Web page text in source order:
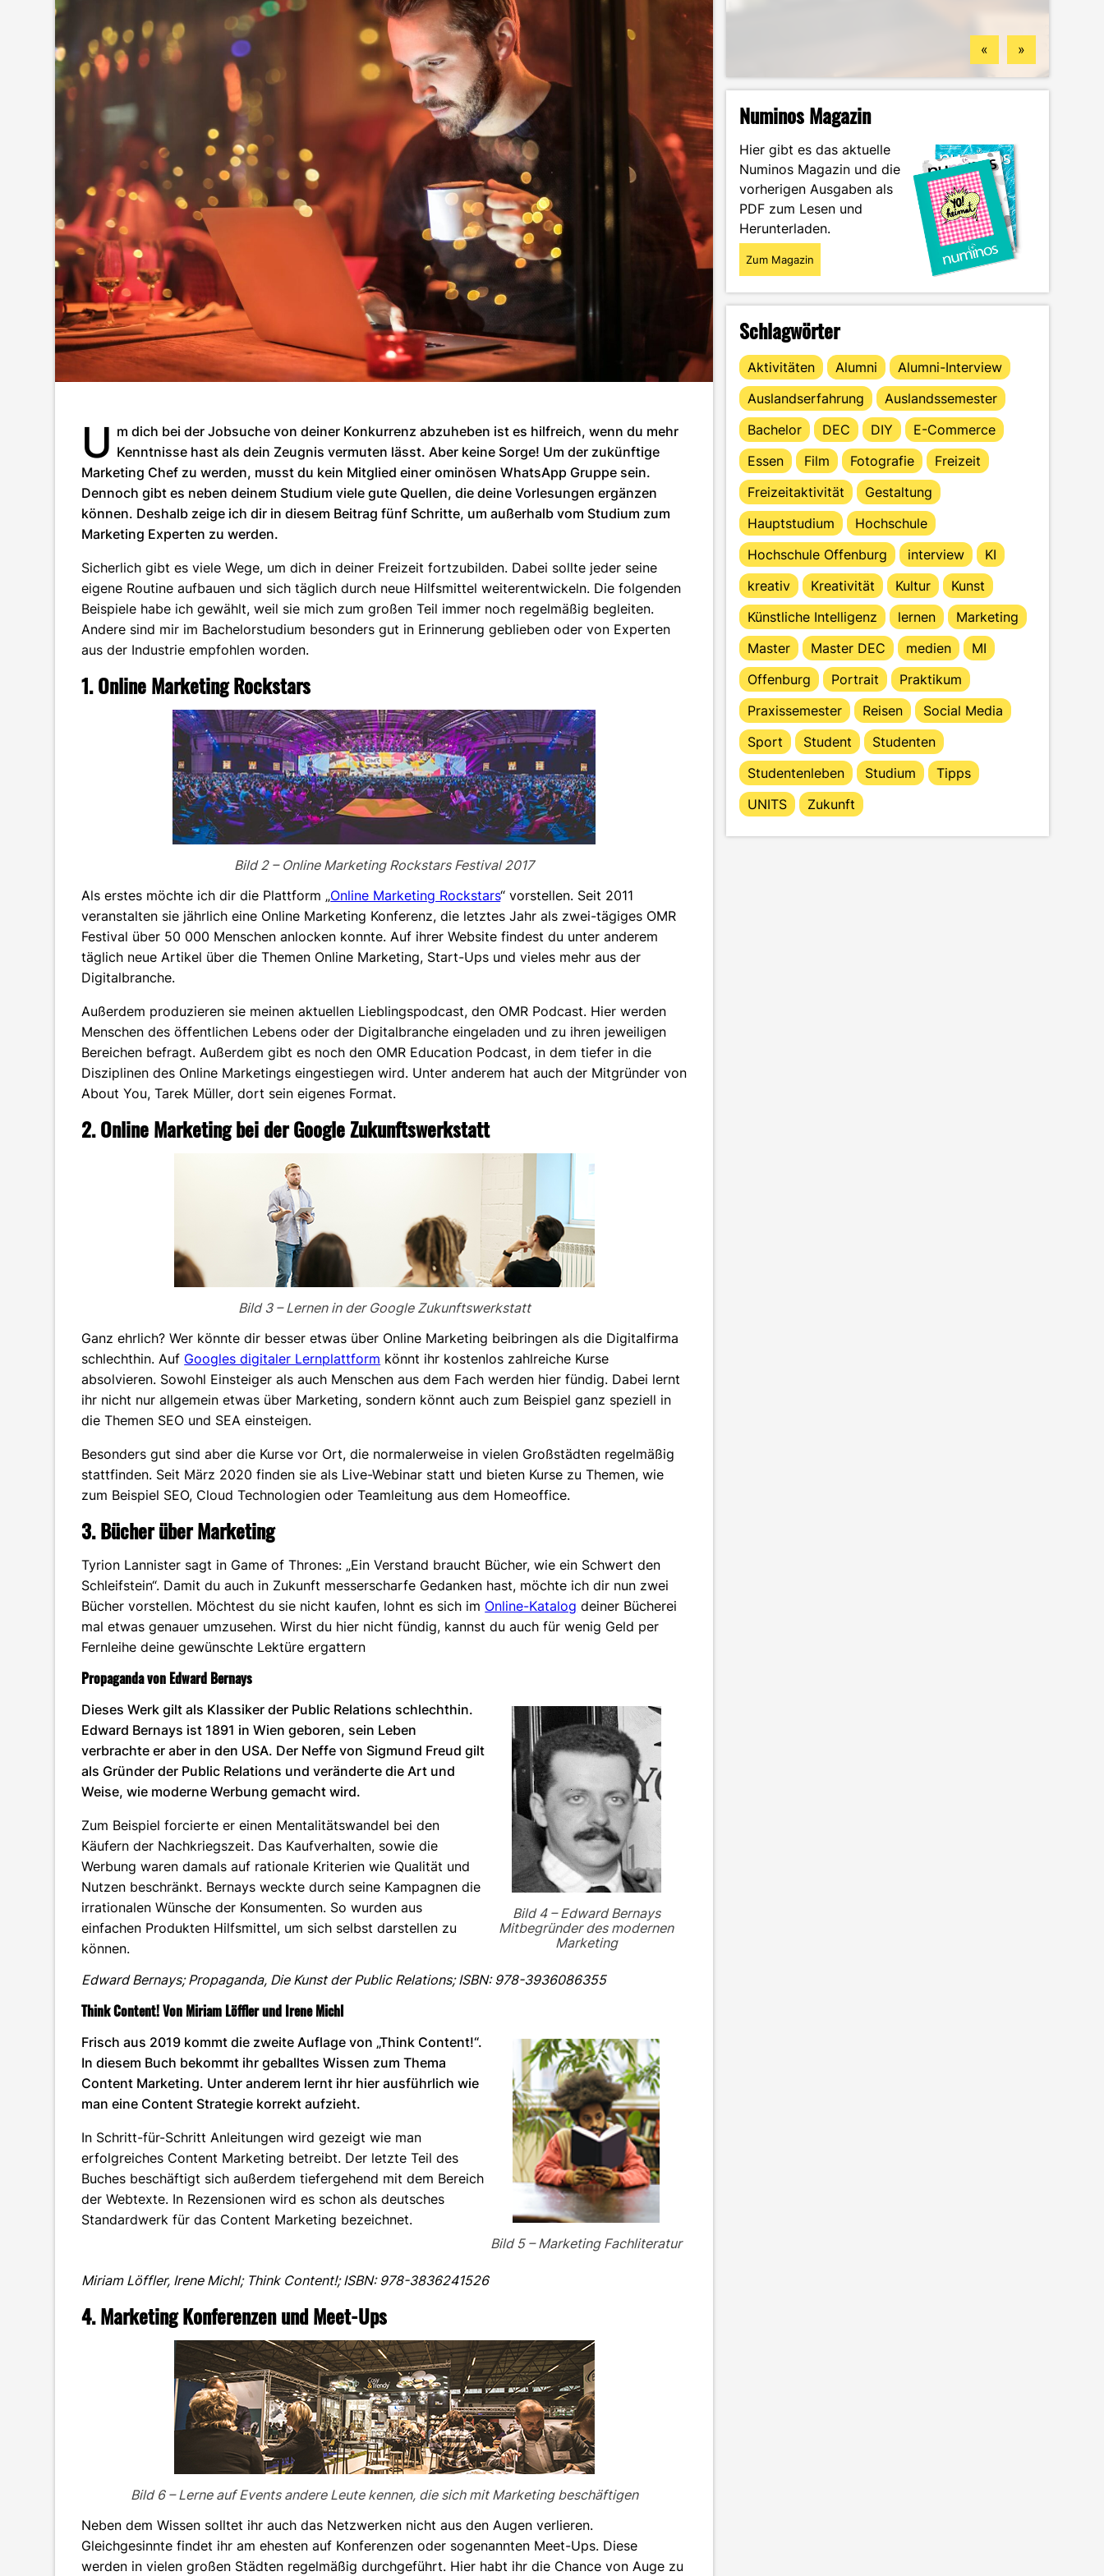
U m dich bei der Jobsuche von deiner Konkurrenz abzuheben ist es hilfreich, wenn du mehr
Kenntnisse hast als dein Zeugnis vermuten lässt. Aber keine Sorge! Um der zukünftige
Marketing Chef zu werden, musst du kein Mitglied einer ominösen WhatsApp Gruppe sein.
Dennoch gibt es neben deinem Studium viele gute Quellen, die deine Vorlesungen ergänzen
können. Deshalb zeige ich dir in diesem Beitrag fünf Schritte, um außerhalb vom Studium zum
Marketing Experten zu werden.
Sicherlich gibt es viele Wege, um dich in deiner Freizeit fortzubilden. Dabei sollte jeder seine
eigene Routine aufbauen und sich täglich durch neue Hilfsmittel weiterentwickeln. Die folgenden
Beispiele habe ich gewählt, weil sie mich zum großen Teil immer noch regelmäßig begleiten.
Andere sind mir im Bachelorstudium besonders gut in Erinnerung geblieben oder von Experten
aus der Industrie empfohlen worden.
1. Online Marketing Rockstars
Bild 2 – Online Marketing Rockstars Festival 2017
Als erstes möchte ich dir die Plattform „Online Marketing Rockstars“ vorstellen. Seit 2011
veranstalten sie jährlich eine Online Marketing Konferenz, die letztes Jahr als zwei-tägiges OMR
Festival über 50 000 Menschen anlocken konnte. Auf ihrer Website findest du unter anderem
täglich neue Artikel über die Themen Online Marketing, Start-Ups und vieles mehr aus der
Digitalbranche.
Außerdem produzieren sie meinen aktuellen Lieblingspodcast, den OMR Podcast. Hier werden
Menschen des öffentlichen Lebens oder der Digitalbranche eingeladen und zu ihren jeweiligen
Bereichen befragt. Außerdem gibt es noch den OMR Education Podcast, in dem tiefer in die
Disziplinen des Online Marketings eingestiegen wird. Unter anderem hat auch der Mitgründer von
About You, Tarek Müller, dort sein eigenes Format.
2. Online Marketing bei der Google Zukunftswerkstatt
Bild 3 – Lernen in der Google Zukunftswerkstatt
Ganz ehrlich? Wer könnte dir besser etwas über Online Marketing beibringen als die Digitalfirma
schlechthin. Auf Googles digitaler Lernplattform könnt ihr kostenlos zahlreiche Kurse
absolvieren. Sowohl Einsteiger als auch Menschen aus dem Fach werden hier fündig. Dabei lernt
ihr nicht nur allgemein etwas über Marketing, sondern könnt auch zum Beispiel ganz speziell in
die Themen SEO und SEA einsteigen.
Besonders gut sind aber die Kurse vor Ort, die normalerweise in vielen Großstädten regelmäßig
stattfinden. Seit März 2020 finden sie als Live-Webinar statt und bieten Kurse zu Themen, wie
zum Beispiel SEO, Cloud Technologien oder Teamleitung aus dem Homeoffice.
3. Bücher über Marketing
Tyrion Lannister sagt in Game of Thrones: „Ein Verstand braucht Bücher, wie ein Schwert den
Schleifstein“. Damit du auch in Zukunft messerscharfe Gedanken hast, möchte ich dir nun zwei
Bücher vorstellen. Möchtest du sie nicht kaufen, lohnt es sich im Online-Katalog deiner Bücherei
mal etwas genauer umzusehen. Wirst du hier nicht fündig, kannst du auch für wenig Geld per
Fernleihe deine gewünschte Lektüre ergattern
Propaganda von Edward Bernays
Dieses Werk gilt als Klassiker der Public Relations schlechthin.
Edward Bernays ist 1891 in Wien geboren, sein Leben
verbrachte er aber in den USA. Der Neffe von Sigmund Freud gilt
als Gründer der Public Relations und veränderte die Art und
Weise, wie moderne Werbung gemacht wird.
Zum Beispiel forcierte er einen Mentalitätswandel bei den
Käufern der Nachkriegszeit. Das Kaufverhalten, sowie die
Werbung waren damals auf rationale Kriterien wie Qualität und
Nutzen beschränkt. Bernays weckte durch seine Kampagnen die
irrationalen Wünsche der Konsumenten. So wurden aus
einfachen Produkten Hilfsmittel, um sich selbst darstellen zu
können.
Bild 4 – Edward Bernays
Mitbegründer des modernen
Marketing
Edward Bernays; Propaganda, Die Kunst der Public Relations; ISBN: 978-3936086355
Think Content! Von Miriam Löffler und Irene Michl
Frisch aus 2019 kommt die zweite Auflage von „Think Content!“.
In diesem Buch bekommt ihr geballtes Wissen zum Thema
Content Marketing. Unter anderem lernt ihr hier ausführlich wie
man eine Content Strategie korrekt aufzieht.
In Schritt-für-Schritt Anleitungen wird gezeigt wie man
erfolgreiches Content Marketing betreibt. Der letzte Teil des
Buches beschäftigt sich außerdem tiefergehend mit dem Bereich
der Webtexte. In Rezensionen wird es schon als deutsches
Standardwerk für das Content Marketing bezeichnet.
Bild 5 – Marketing Fachliteratur
Miriam Löffler, Irene Michl; Think Content!; ISBN: 978-3836241526
4. Marketing Konferenzen und Meet-Ups
Bild 6 – Lerne auf Events andere Leute kennen, die sich mit Marketing beschäftigen
Neben dem Wissen solltet ihr auch das Netzwerken nicht aus den Augen verlieren.
Gleichgesinnte findet ihr am ehesten auf Konferenzen oder sogenannten Meet-Ups. Diese
werden in vielen großen Städten regelmäßig durchgeführt. Hier habt ihr die Chance von Auge zu
« »
Numinos Magazin
Hier gibt es das aktuelle
Numinos Magazin und die
vorherigen Ausgaben als
PDF zum Lesen und
Herunterladen.
Zum Magazin
Schlagwörter
Aktivitäten Alumni
Alumni-Interview
Auslandserfahrung
Auslandssemester
Bachelor
DEC DIY
E-Commerce
Essen
Film Fotografie
Freizeit
Freizeitaktivität
Gestaltung
Hauptstudium
Hochschule
Hochschule Offenburg
interview
KI
kreativ
Kreativität Kultur
Kunst
Künstliche Intelligenz
lernen
Marketing
Master
Master DEC medien
MI
Offenburg
Portrait
Praktikum
Praxissemester
Reisen
Social Media
Sport
Student
Studenten
Studentenleben
Studium
Tipps
UNITS
Zukunft